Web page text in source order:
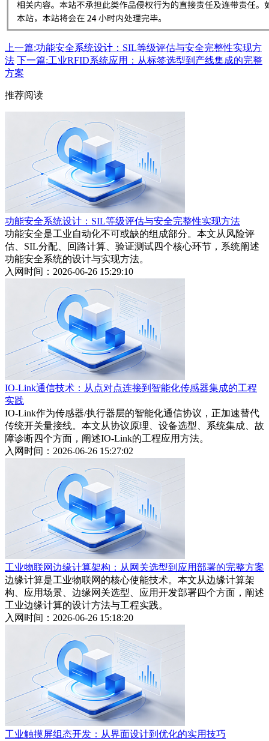
上一篇:功能安全系统设计：SIL等级评估与安全完整性实现方
法 下一篇:工业RFID系统应用：从标签选型到产线集成的完整
方案
推荐阅读
功能安全系统设计：SIL等级评估与安全完整性实现方法
功能安全是工业自动化不可或缺的组成部分。本文从风险评
估、SIL分配、回路计算、验证测试四个核心环节，系统阐述
功能安全系统的设计与实现方法。
入网时间：2026-06-26 15:29:10
IO-Link通信技术：从点对点连接到智能化传感器集成的工程
实践
IO-Link作为传感器/执行器层的智能化通信协议，正加速替代
传统开关量接线。本文从协议原理、设备选型、系统集成、故
障诊断四个方面，阐述IO-Link的工程应用方法。
入网时间：2026-06-26 15:27:02
工业物联网边缘计算架构：从网关选型到应用部署的完整方案
边缘计算是工业物联网的核心使能技术。本文从边缘计算架
构、应用场景、边缘网关选型、应用开发部署四个方面，阐述
工业边缘计算的设计方法与工程实践。
入网时间：2026-06-26 15:18:20
工业触摸屏组态开发：从界面设计到优化的实用技巧